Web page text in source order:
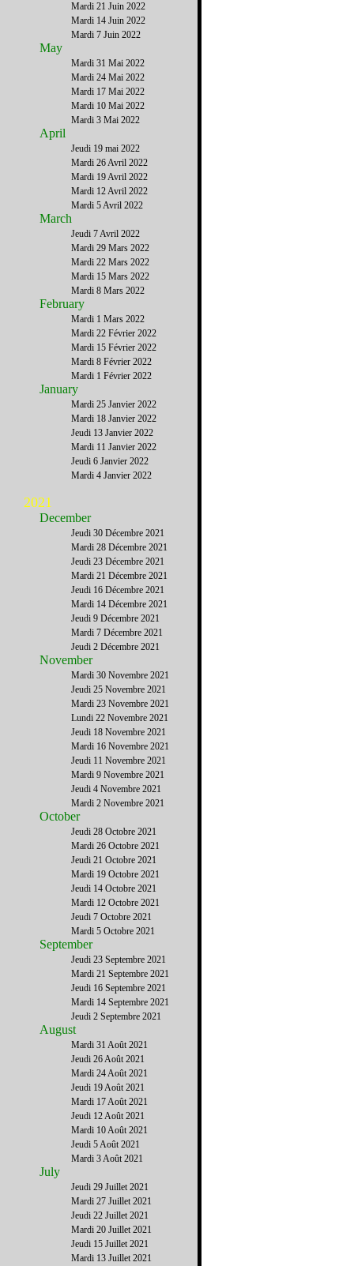
Mardi 21 Juin 2022
Mardi 14 Juin 2022
Mardi 7 Juin 2022
May
Mardi 31 Mai 2022
Mardi 24 Mai 2022
Mardi 17 Mai 2022
Mardi 10 Mai 2022
Mardi 3 Mai 2022
April
Jeudi 19 mai 2022
Mardi 26 Avril 2022
Mardi 19 Avril 2022
Mardi 12 Avril 2022
Mardi 5 Avril 2022
March
Jeudi 7 Avril 2022
Mardi 29 Mars 2022
Mardi 22 Mars 2022
Mardi 15 Mars 2022
Mardi 8 Mars 2022
February
Mardi 1 Mars 2022
Mardi 22 Février 2022
Mardi 15 Février 2022
Mardi 8 Février 2022
Mardi 1 Février 2022
January
Mardi 25 Janvier 2022
Mardi 18 Janvier 2022
Jeudi 13 Janvier 2022
Mardi 11 Janvier 2022
Jeudi 6 Janvier 2022
Mardi 4 Janvier 2022
2021
December
Jeudi 30 Décembre 2021
Mardi 28 Décembre 2021
Jeudi 23 Décembre 2021
Mardi 21 Décembre 2021
Jeudi 16 Décembre 2021
Mardi 14 Décembre 2021
Jeudi 9 Décembre 2021
Mardi 7 Décembre 2021
Jeudi 2 Décembre 2021
November
Mardi 30 Novembre 2021
Jeudi 25 Novembre 2021
Mardi 23 Novembre 2021
Lundi 22 Novembre 2021
Jeudi 18 Novembre 2021
Mardi 16 Novembre 2021
Jeudi 11 Novembre 2021
Mardi 9 Novembre 2021
Jeudi 4 Novembre 2021
Mardi 2 Novembre 2021
October
Jeudi 28 Octobre 2021
Mardi 26 Octobre 2021
Jeudi 21 Octobre 2021
Mardi 19 Octobre 2021
Jeudi 14 Octobre 2021
Mardi 12 Octobre 2021
Jeudi 7 Octobre 2021
Mardi 5 Octobre 2021
September
Jeudi 23 Septembre 2021
Mardi 21 Septembre 2021
Jeudi 16 Septembre 2021
Mardi 14 Septembre 2021
Jeudi 2 Septembre 2021
August
Mardi 31 Août 2021
Jeudi 26 Août 2021
Mardi 24 Août 2021
Jeudi 19 Août 2021
Mardi 17 Août 2021
Jeudi 12 Août 2021
Mardi 10 Août 2021
Jeudi 5 Août 2021
Mardi 3 Août 2021
July
Jeudi 29 Juillet 2021
Mardi 27 Juillet 2021
Jeudi 22 Juillet 2021
Mardi 20 Juillet 2021
Jeudi 15 Juillet 2021
Mardi 13 Juillet 2021